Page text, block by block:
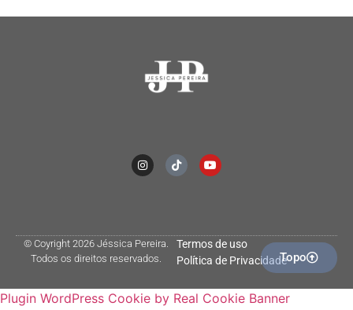
© Coyright 2026 Jéssica Pereira.
Todos os direitos reservados.
Termos de uso
Política de PrivacidadeTopo
Plugin WordPress Cookie by Real Cookie Banner